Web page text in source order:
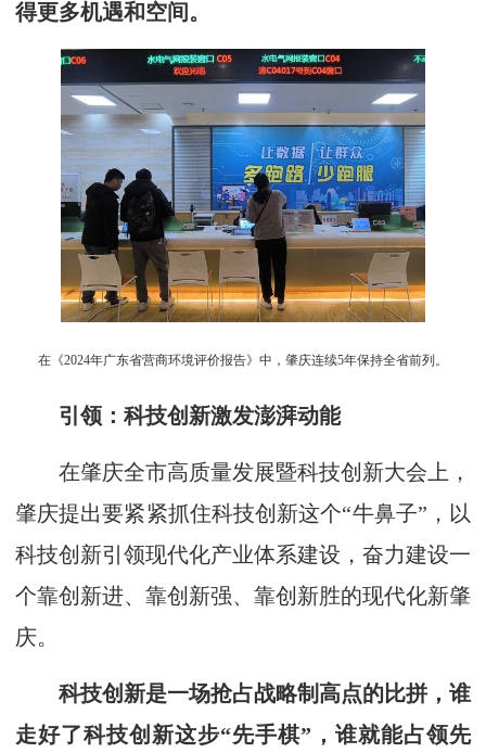
得更多机遇和空间。
在《2024年广东省营商环境评价报告》中，肇庆连续5年保持全省前列。
引领：科技创新激发澎湃动能
在肇庆全市高质量发展暨科技创新大会上，
肇庆提出要紧紧抓住科技创新这个“牛鼻子”，以
科技创新引领现代化产业体系建设，奋力建设一
个靠创新进、靠创新强、靠创新胜的现代化新肇
庆。
科技创新是一场抢占战略制高点的比拼，谁
走好了科技创新这步“先手棋”，谁就能占领先